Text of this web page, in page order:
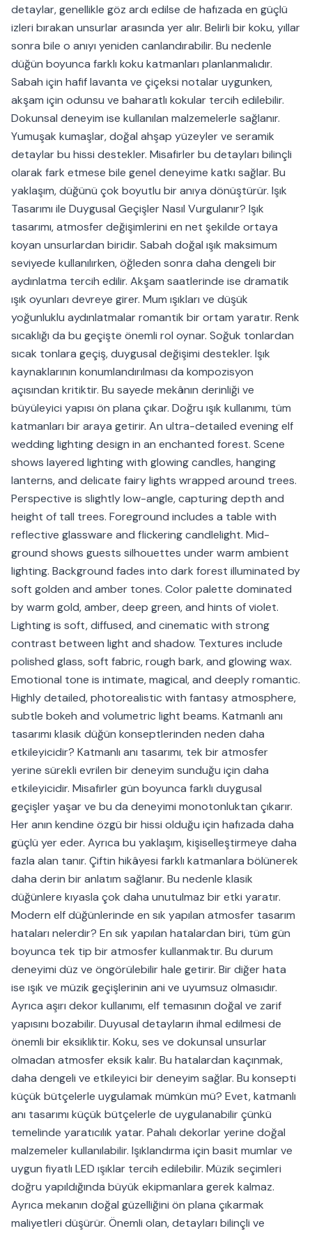
detaylar, genellikle göz ardı edilse de hafızada en güçlü
izleri bırakan unsurlar arasında yer alır. Belirli bir koku, yıllar
sonra bile o anıyı yeniden canlandırabilir. Bu nedenle
düğün boyunca farklı koku katmanları planlanmalıdır.
Sabah için hafif lavanta ve çiçeksi notalar uygunken,
akşam için odunsu ve baharatlı kokular tercih edilebilir.
Dokunsal deneyim ise kullanılan malzemelerle sağlanır.
Yumuşak kumaşlar, doğal ahşap yüzeyler ve seramik
detaylar bu hissi destekler. Misafirler bu detayları bilinçli
olarak fark etmese bile genel deneyime katkı sağlar. Bu
yaklaşım, düğünü çok boyutlu bir anıya dönüştürür. Işık
Tasarımı ile Duygusal Geçişler Nasıl Vurgulanır? Işık
tasarımı, atmosfer değişimlerini en net şekilde ortaya
koyan unsurlardan biridir. Sabah doğal ışık maksimum
seviyede kullanılırken, öğleden sonra daha dengeli bir
aydınlatma tercih edilir. Akşam saatlerinde ise dramatik
ışık oyunları devreye girer. Mum ışıkları ve düşük
yoğunluklu aydınlatmalar romantik bir ortam yaratır. Renk
sıcaklığı da bu geçişte önemli rol oynar. Soğuk tonlardan
sıcak tonlara geçiş, duygusal değişimi destekler. Işık
kaynaklarının konumlandırılması da kompozisyon
açısından kritiktir. Bu sayede mekânın derinliği ve
büyüleyici yapısı ön plana çıkar. Doğru ışık kullanımı, tüm
katmanları bir araya getirir. An ultra-detailed evening elf
wedding lighting design in an enchanted forest. Scene
shows layered lighting with glowing candles, hanging
lanterns, and delicate fairy lights wrapped around trees.
Perspective is slightly low-angle, capturing depth and
height of tall trees. Foreground includes a table with
reflective glassware and flickering candlelight. Mid-
ground shows guests silhouettes under warm ambient
lighting. Background fades into dark forest illuminated by
soft golden and amber tones. Color palette dominated
by warm gold, amber, deep green, and hints of violet.
Lighting is soft, diffused, and cinematic with strong
contrast between light and shadow. Textures include
polished glass, soft fabric, rough bark, and glowing wax.
Emotional tone is intimate, magical, and deeply romantic.
Highly detailed, photorealistic with fantasy atmosphere,
subtle bokeh and volumetric light beams. Katmanlı anı
tasarımı klasik düğün konseptlerinden neden daha
etkileyicidir? Katmanlı anı tasarımı, tek bir atmosfer
yerine sürekli evrilen bir deneyim sunduğu için daha
etkileyicidir. Misafirler gün boyunca farklı duygusal
geçişler yaşar ve bu da deneyimi monotonluktan çıkarır.
Her anın kendine özgü bir hissi olduğu için hafızada daha
güçlü yer eder. Ayrıca bu yaklaşım, kişiselleştirmeye daha
fazla alan tanır. Çiftin hikâyesi farklı katmanlara bölünerek
daha derin bir anlatım sağlanır. Bu nedenle klasik
düğünlere kıyasla çok daha unutulmaz bir etki yaratır.
Modern elf düğünlerinde en sık yapılan atmosfer tasarım
hataları nelerdir? En sık yapılan hatalardan biri, tüm gün
boyunca tek tip bir atmosfer kullanmaktır. Bu durum
deneyimi düz ve öngörülebilir hale getirir. Bir diğer hata
ise ışık ve müzik geçişlerinin ani ve uyumsuz olmasıdır.
Ayrıca aşırı dekor kullanımı, elf temasının doğal ve zarif
yapısını bozabilir. Duyusal detayların ihmal edilmesi de
önemli bir eksikliktir. Koku, ses ve dokunsal unsurlar
olmadan atmosfer eksik kalır. Bu hatalardan kaçınmak,
daha dengeli ve etkileyici bir deneyim sağlar. Bu konsepti
küçük bütçelerle uygulamak mümkün mü? Evet, katmanlı
anı tasarımı küçük bütçelerle de uygulanabilir çünkü
temelinde yaratıcılık yatar. Pahalı dekorlar yerine doğal
malzemeler kullanılabilir. Işıklandırma için basit mumlar ve
uygun fiyatlı LED ışıklar tercih edilebilir. Müzik seçimleri
doğru yapıldığında büyük ekipmanlara gerek kalmaz.
Ayrıca mekanın doğal güzelliğini ön plana çıkarmak
maliyetleri düşürür. Önemli olan, detayları bilinçli ve